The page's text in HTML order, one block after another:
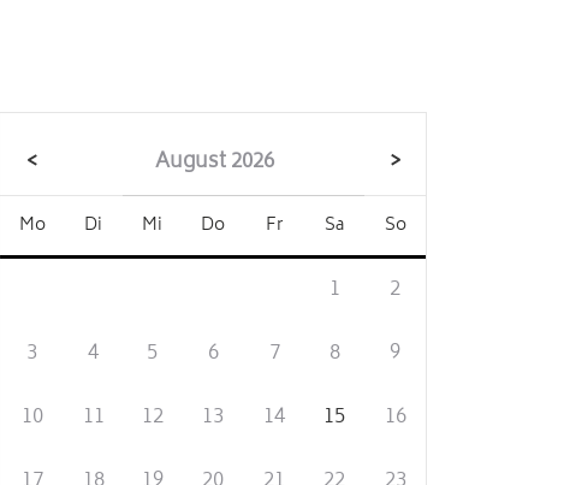
< August 2026 >
Mo Di Mi Do Fr Sa So
1
2
3
4 5 6 7 8
9
10
11 12 13 14 15
16